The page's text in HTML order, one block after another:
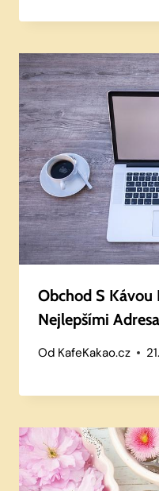
Obchod S Kávou
Nejlepšími
Od KafeKakao.cz